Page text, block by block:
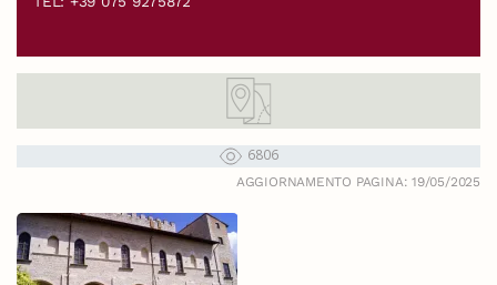
6806
AGGIORNAMENTO PAGINA: 19/05/2025